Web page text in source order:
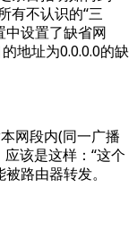
有不认识的“三
中设置了缺省网
地址为0.0.0.0的缺
网段内(同一广播
该是这样：“这个
路由器转发。